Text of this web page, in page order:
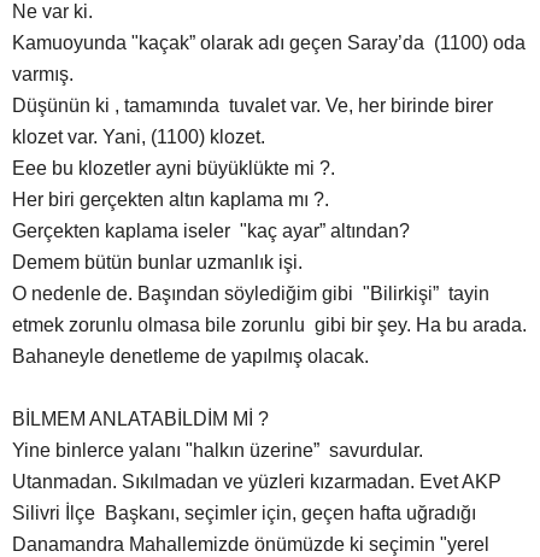
Ne var ki.
Kamuoyunda "kaçak” olarak adı geçen Saray’da (1100) oda
varmış.
Düşünün ki , tamamında tuvalet var. Ve, her birinde birer
klozet var. Yani, (1100) klozet.
Eee bu klozetler ayni büyüklükte mi ?.
Her biri gerçekten altın kaplama mı ?.
Gerçekten kaplama iseler "kaç ayar” altından?
Demem bütün bunlar uzmanlık işi.
O nedenle de. Başından söylediğim gibi "Bilirkişi” tayin
etmek zorunlu olmasa bile zorunlu gibi bir şey. Ha bu arada.
Bahaneyle denetleme de yapılmış olacak.
BİLMEM ANLATABİLDİM Mİ ?
Yine binlerce yalanı "halkın üzerine” savurdular.
Utanmadan. Sıkılmadan ve yüzleri kızarmadan. Evet AKP
Silivri İlçe Başkanı, seçimler için, geçen hafta uğradığı
Danamandra Mahallemizde önümüzde ki seçimin "yerel